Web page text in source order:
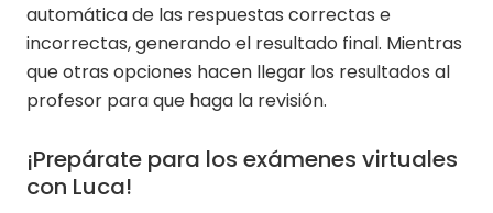
automática de las respuestas correctas e
incorrectas, generando el resultado final. Mientras
que otras opciones hacen llegar los resultados al
profesor para que haga la revisión.
¡Prepárate para los exámenes virtuales
con Luca!